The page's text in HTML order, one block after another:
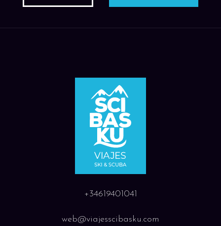
+34619401041
web@viajesscibasku.com